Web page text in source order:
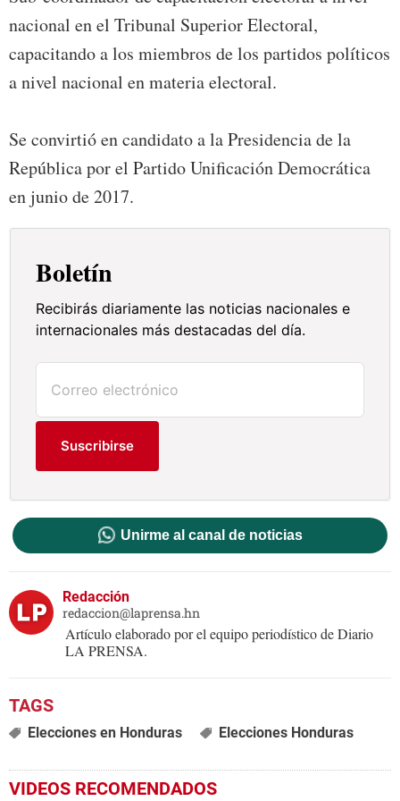
nacional en el Tribunal Superior Electoral,
capacitando a los miembros de los partidos políticos
a nivel nacional en materia electoral.
Se convirtió en candidato a la Presidencia de la
República por el Partido Unificación Democrática
en junio de 2017.
Boletín
Recibirás diariamente las noticias nacionales e
internacionales más destacadas del día.
Suscribirse
Unirme al canal de noticias
Redacción
redaccion@laprensa.hn
Artículo elaborado por el equipo periodístico de Diario
LA PRENSA.
Elecciones en Honduras Elecciones Honduras
VIDEOS RECOMENDADOS